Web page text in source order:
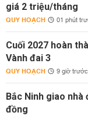
giá 2 triệu/tháng
QUY HOẠCH 01 phút
Cuối 2027 hoàn
Vành đai 3
QUY HOẠCH 9 giờ trước
Bắc Ninh giao nhà
đồng